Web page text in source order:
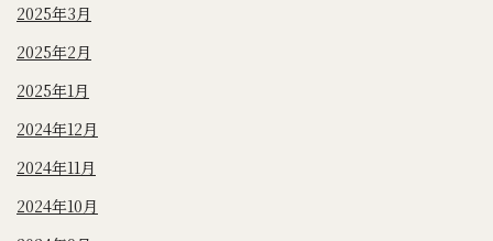
2025年3月
2025年2月
2025年1月
2024年12月
2024年11月
2024年10月